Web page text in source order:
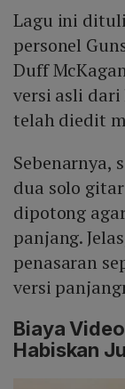
Lagu ini
personel
Duff
versi asli
telah diedit
Sebenarnya,
dua solo
dipotong
panjang.
penasaran
versi
Biaya
Habiskan